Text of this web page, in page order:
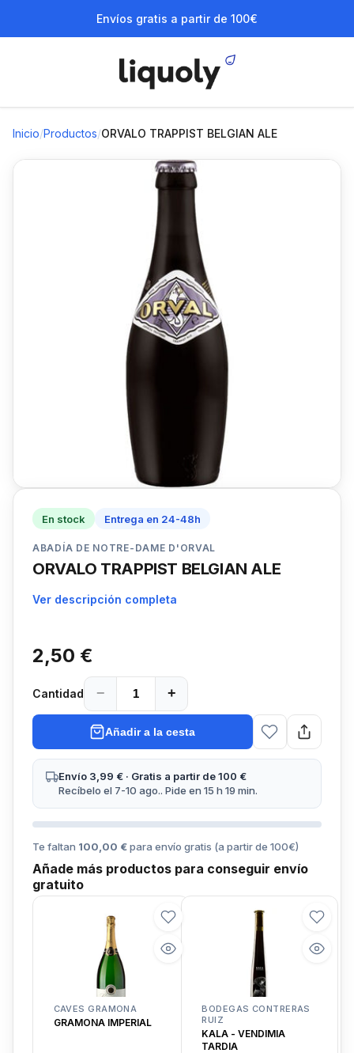
Envíos gratis a partir de 100€
Inicio/Productos/ORVALO TRAPPIST BELGIAN ALE
En stock Entrega en 24-48h
ABADÍA DE NOTRE-DAME D'ORVAL
ORVALO TRAPPIST BELGIAN ALE
Ver descripción completa
2,50 €
Cantidad − +
Añadir a la cesta
Envío 3,99 € · Gratis a partir de 100 €
Recíbelo el 7-10 ago.. Pide en 15 h 19 min.
Te faltan 100,00 €para envío gratis (a partir de 100€)
Añade más productos para conseguir envío
gratuito
CAVES GRAMONA
GRAMONA IMPERIAL
BODEGAS CONTRERAS
RUIZ
KALA - VENDIMIA
TARDIA